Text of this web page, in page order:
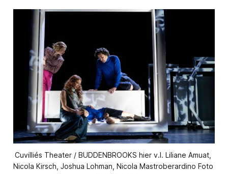
Cuvilliés Theater / BUDDENBROOKS hier v.l. Liliane Amuat,
Nicola Kirsch, Joshua Lohman, Nicola Mastroberardino Foto